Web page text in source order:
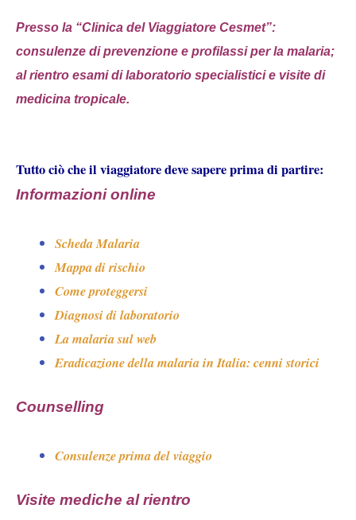
Presso la “Clinica del Viaggiatore Cesmet”:
consulenze di prevenzione e profilassi per la malaria;
al rientro esami di laboratorio specialistici e visite di
medicina tropicale.
Tutto ciò che il viaggiatore deve sapere prima di partire:
Informazioni online
Scheda Malaria
Mappa di rischio
Come proteggersi
Diagnosi di laboratorio
La malaria sul web
Eradicazione della malaria in Italia: cenni storici
Counselling
Consulenze prima del viaggio
Visite mediche al rientro